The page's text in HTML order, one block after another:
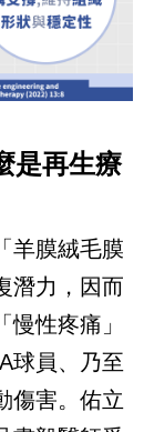
是再生療
羊膜絨毛膜
潛力，因而
性疼痛」
球員、乃至
傷害。佑立